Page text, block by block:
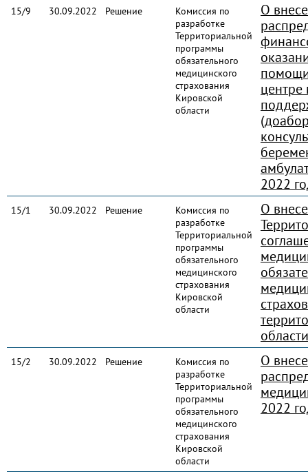
15/9 30.09.2022 Решение
Комиссия по
разработке
Территориальной
программы
обязательного
медицинского
страхования
Кировской
области
О
2022
15/1 30.09.2022 Решение
Комиссия по
разработке
Территориальной
программы
обязательного
медицинского
страхования
Кировской
области
О
15/2 30.09.2022 Решение
Комиссия по
разработке
Территориальной
программы
обязательного
медицинского
страхования
Кировской
области
О
2022